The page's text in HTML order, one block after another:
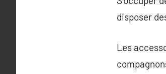
disposer
Les